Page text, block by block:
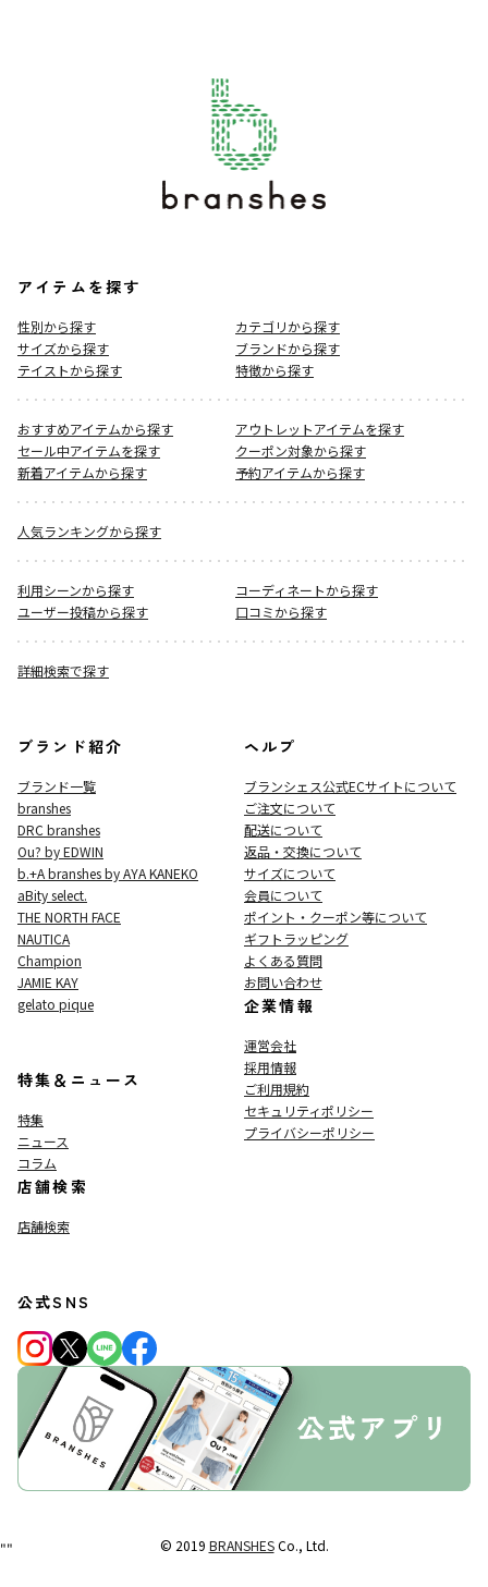
アイテムを探す
性別から探す
カテゴリから探す
サイズから探す
ブランドから探す
テイストから探す
特徴から探す
おすすめアイテムから探す
アウトレットアイテムを探す
セール中アイテムを探す
クーポン対象から探す
新着アイテムから探す
予約アイテムから探す
人気ランキングから探す
利用シーンから探す
コーディネートから探す
ユーザー投稿から探す
口コミから探す
詳細検索で探す
ブランド紹介
ブランド一覧
branshes
DRC branshes
Ou? by EDWIN
b.+A branshes by AYA KANEKO
aBity select.
THE NORTH FACE
NAUTICA
Champion
JAMIE KAY
gelato pique
特集＆ニュース
特集
ニュース
コラム
店舗検索
店舗検索
ヘルプ
ブランシェス公式ECサイトについて
ご注文について
配送について
返品・交換について
サイズについて
会員について
ポイント・クーポン等について
ギフトラッピング
よくある質問
お問い合わせ
企業情報
運営会社
採用情報
ご利用規約
セキュリティポリシー
プライバシーポリシー
公式SNS
© 2019 BRANSHESCo., Ltd.
""